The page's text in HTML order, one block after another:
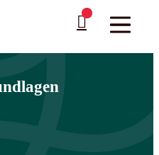
& Schulungen in Deutschland